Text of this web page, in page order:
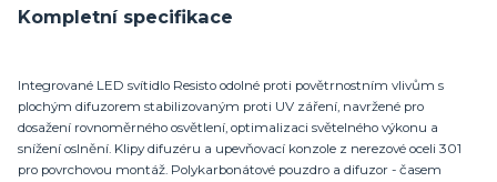
Kompletní specifikace
Integrované LED svítidlo Resisto odolné proti povětrnostním vlivům s
plochým difuzorem stabilizovaným proti UV záření, navržené pro
dosažení rovnoměrného osvětlení, optimalizaci světelného výkonu a
snížení oslnění. Klipy difuzéru a upevňovací konzole z nerezové oceli 301
pro povrchovou montáž. Polykarbonátové pouzdro a difuzor - časem